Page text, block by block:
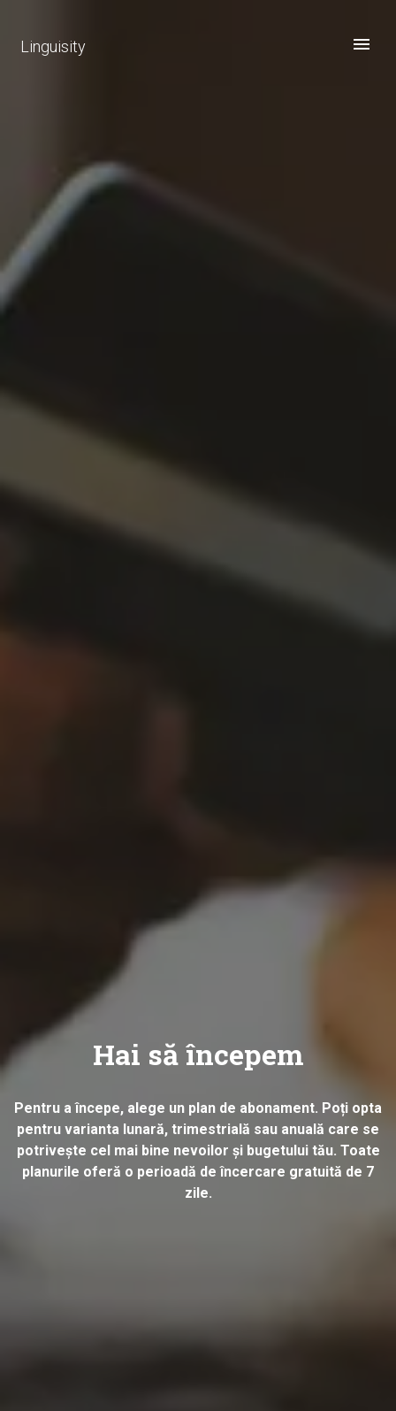
Linguisity
Hai să începem
Pentru a începe, alege un plan de abonament. Poți opta
pentru varianta lunară, trimestrială sau anuală care se
potrivește cel mai bine nevoilor și bugetului tău. Toate
planurile oferă o perioadă de încercare gratuită de 7
zile.